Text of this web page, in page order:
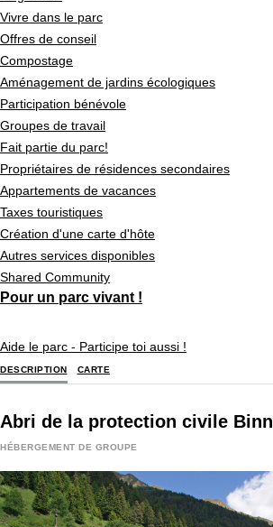
Vivre dans le parc
Offres de conseil
Compostage
Aménagement de jardins écologiques
Participation bénévole
Groupes de travail
Fait partie du parc!
Propriétaires de résidences secondaires
Appartements de vacances
Taxes touristiques
Création d'une carte d'hôte
Autres services disponibles
Shared Community
Pour un parc vivant !
Aide le parc - Participe toi aussi !
DESCRIPTION CARTE
Abri de la protection civile Binn
HÉBERGEMENT DE GROUPE